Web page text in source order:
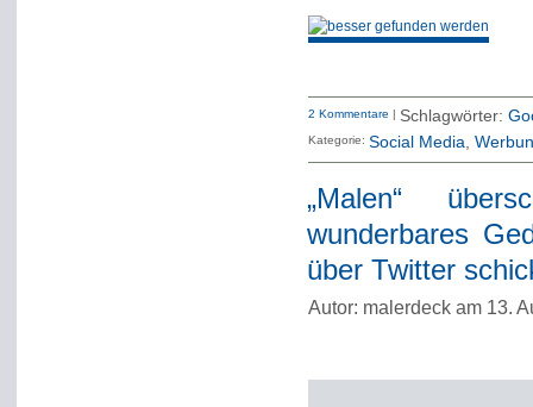
2 Kommentare | Schlagwörter:
Kategorie: Social Media
„Malen“
wunderbares
über Twitter
Autor: malerdeck am 13.